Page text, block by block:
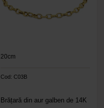
20cm
Cod: C03B
Brățară din aur galben de 14K